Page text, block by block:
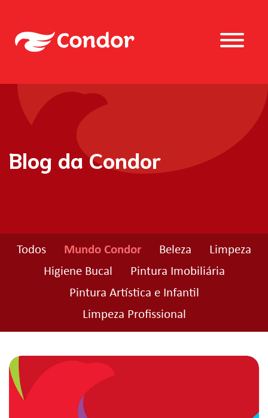
Blog da Condor
Todos Mundo Condor Beleza
Limpeza
Higiene Bucal
Pintura Imobiliária
Pintura Artística e Infantil
Limpeza Profissional